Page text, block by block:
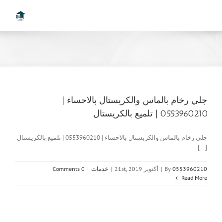
جلي رخام بالماس والكريستال بالاحساء |
0553960210 | تلميع بالكريستال
جلي رخام بالماس والكريستال بالاحساء | 0553960210 | تلميع بالكريستال
[...]
By 0553960210
| أكتوبر 21st, 2019 | خدمات |
0 Comments
Read More